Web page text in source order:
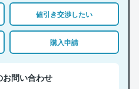
値引き交渉したい
購入申請
お問い合わせ